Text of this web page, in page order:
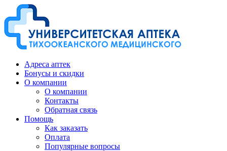
Адреса аптек
Бонусы и скидки
О компании
О компании
Контакты
Обратная связь
Помощь
Как заказать
Оплата
Популярные вопросы